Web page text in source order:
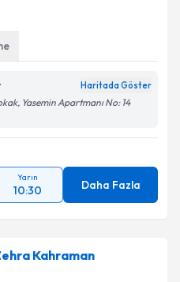
Haritada Göster
Yasemin Apartmanı No: 14
Yarın
10:30 Daha Fazla
Kahraman